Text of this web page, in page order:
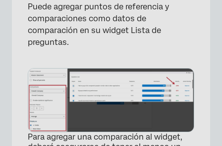
Puede agregar puntos de referencia y
comparaciones como datos de
comparación en su widget Lista de
preguntas.
Para agregar una comparación al widget,